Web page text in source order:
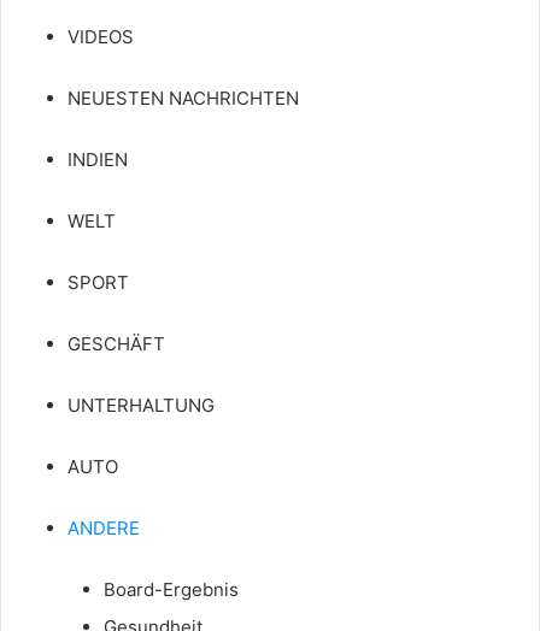
VIDEOS
NEUESTEN NACHRICHTEN
INDIEN
WELT
SPORT
GESCHÄFT
UNTERHALTUNG
AUTO
ANDERE
Board-Ergebnis
Gesundheit